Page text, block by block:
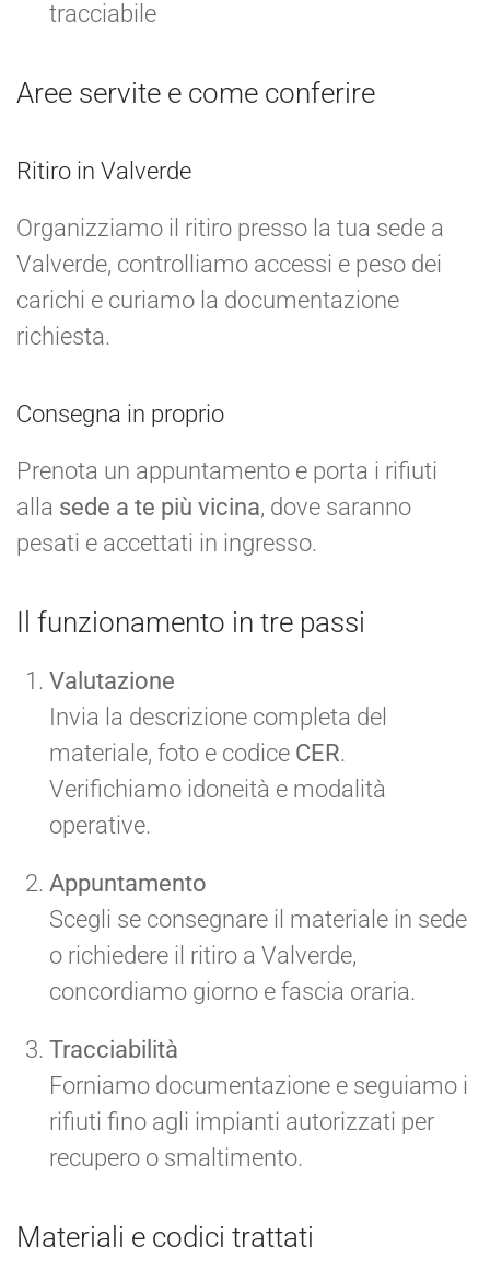
tracciabile
Aree servite e come conferire
Ritiro in Valverde
Organizziamo il ritiro presso la tua sede a
Valverde, controlliamo accessi e peso dei
carichi e curiamo la documentazione
richiesta.
Consegna in proprio
Prenota un appuntamento e porta i rifiuti
alla sede a te più vicina, dove saranno
pesati e accettati in ingresso.
Il funzionamento in tre passi
Valutazione
Invia la descrizione completa del
materiale, foto e codice CER.
Verifichiamo idoneità e modalità
operative.
Appuntamento
Scegli se consegnare il materiale in sede
o richiedere il ritiro a Valverde,
concordiamo giorno e fascia oraria.
Tracciabilità
Forniamo documentazione e seguiamo i
rifiuti fino agli impianti autorizzati per
recupero o smaltimento.
Materiali e codici trattati